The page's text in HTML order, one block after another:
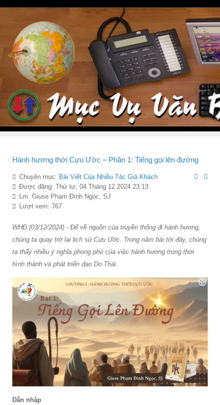
Hành hương thời Cựu Ước – Phần 1: Tiếng gọi lên đường
Chuyên mục: Bài Viết Của Nhiều Tác Giả Khách
Được đăng: Thứ tư, 04 Tháng 12 2024 23:13
Lm. Giuse Phạm Đình Ngọc, SJ
Lượt xem: 767
WHĐ (03/12/2024) - Để về nguồn của truyền thống đi hành hương,
chúng ta quay trở lại lịch sử Cựu Ước. Trong năm bài tới đây, chúng
ta thấy nhiều ý nghĩa phong phú của việc hành hương trong thời
hình thành và phát triển đạo Do Thái.
Dẫn nhập